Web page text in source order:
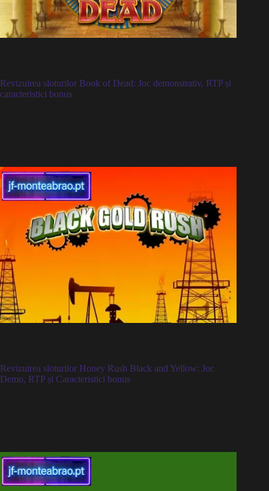
Revizuirea sloturilor Book of Dead: Joc demonstrativ, RTP și
caracteristici bonus
Revizuirea sloturilor Honey Rush Black and Yellow: Joc
Demo, RTP și Caracteristici bonus